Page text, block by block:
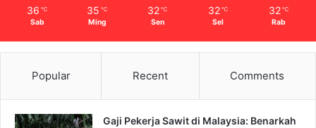
36 ℃
Sab
35 ℃
Ming
32 ℃
Sen
32 ℃
Sel
32 ℃
Rab
Popular Recent Comments
Gaji Pekerja Sawit di Malaysia: Benarkah